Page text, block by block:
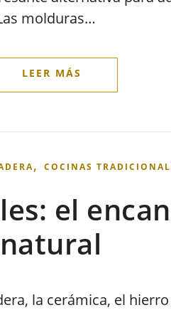
molduras…
, COCINAS
el
natural
la cerámica, el